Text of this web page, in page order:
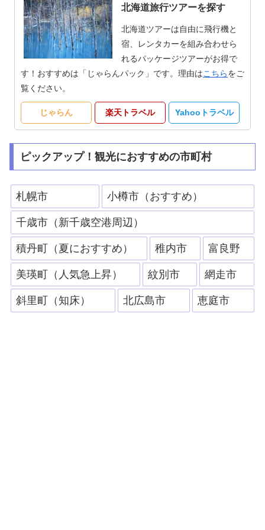
北海道旅行ツアーを探す
北海道ツアーは自由に飛行機と
宿、レンタカーを組み合わせら
れるパッケージツアーがお得で
す！おすすめは「じゃらんパック」です。理由はこちらをご
覧ください。
じゃらん 楽天トラベル Yahooトラベル
ピックアップ！観光におすすめの市町村
札幌市 小樽市（おすすめ）
千歳市（新千歳空港周辺）
積丹町（夏におすすめ） 稚内市 富良野
美瑛町（人気急上昇） 紋別市 網走市
斜里町（知床） 北広島市 恵庭市